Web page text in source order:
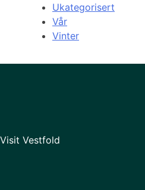
Ukategorisert
Vår
Vinter
Visit Vestfold